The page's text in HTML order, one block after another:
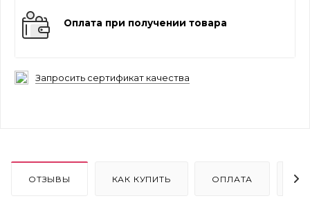
Оплата при получении товара
Запросить сертификат качества
ОТЗЫВЫ КАК КУПИТЬ ОПЛАТА